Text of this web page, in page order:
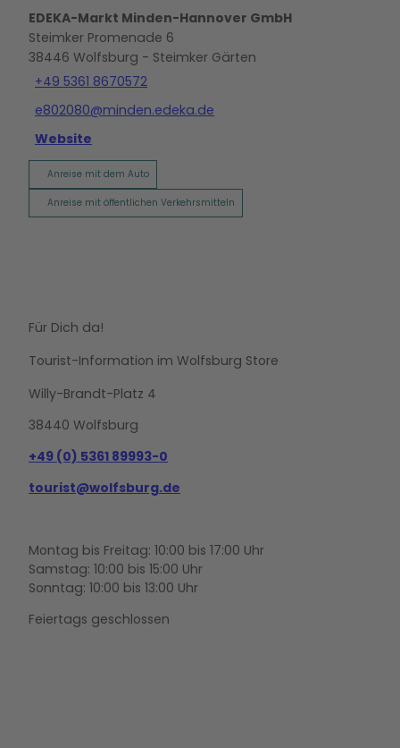
EDEKA-Markt Minden-Hannover GmbH
Steimker Promenade 6
38446 Wolfsburg - Steimker Gärten
+49 5361 8670572
e802080@minden.edeka.de
Website
Anreise mit dem Auto
Anreise mit öffentlichen Verkehrsmitteln
Für Dich da!
Tourist-Information im Wolfsburg Store
Willy-Brandt-Platz 4
38440 Wolfsburg
+49 (0) 5361 89993-0
tourist@wolfsburg.de
Montag bis Freitag: 10:00 bis 17:00 Uhr
Samstag: 10:00 bis 15:00 Uhr
Sonntag: 10:00 bis 13:00 Uhr
Feiertags geschlossen